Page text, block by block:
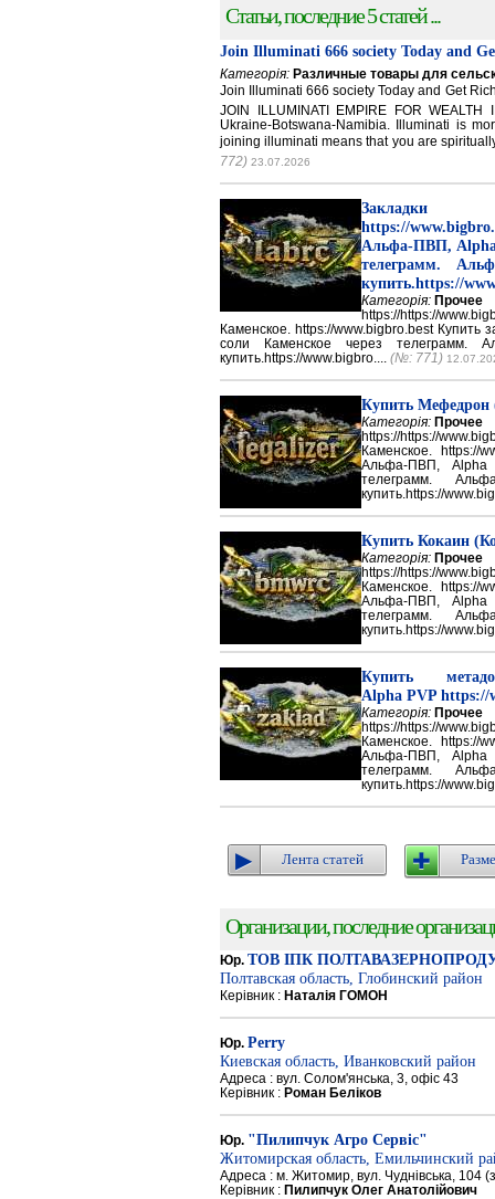
Статьи, последние 5 статей ...
Join Illuminati 666 society Today and
Категорія: Различные товары для
Join Illuminati 666 society Today and Get
JOIN ILLUMINATI EMPIRE FOR WEALTH
Ukraine-Botswana-Namibia. Illuminati is
joining illuminati means that you are
772) 23.07.2026
Закладки
https://
Альфа-ПВП, Alpha
телеграмм.
купить.https://
Категорія: Прочее
https://https://
Каменское. https://www.bigbro.best Купить
соли Каменское через телеграмм.
купить.https://www.bigbro.... (№: 771)
Купить
Категорія: Прочее
https://https://
Каменское. https://
Альфа-ПВП, Alpha
телеграмм.
купить.https://
Купить Кокаин
Категорія: Прочее
https://https://
Каменское. https://
Альфа-ПВП, Alpha
телеграмм.
купить.https://
Купить
Alpha PVP https://
Категорія: Прочее
https://https://
Каменское. https://
Альфа-ПВП, Alpha
телеграмм.
купить.https://
Лента статей
Организации, последние
Юр. ТОВ ІПК
Полтавская область, Глобинский район
Керівник : Наталія ГОМОН
Юр. Perry
Киевская область, Иванковский район
Адреса : вул. Солом'янська, 3, офіс 43
Керівник : Роман Беліков
Юр. "Пилипчук Агро Сервіс"
Житомирская область, Емильчинский
Адреса : м. Житомир, вул. Чуднівська, 104
Керівник : Пилипчук Олег Анатолійович